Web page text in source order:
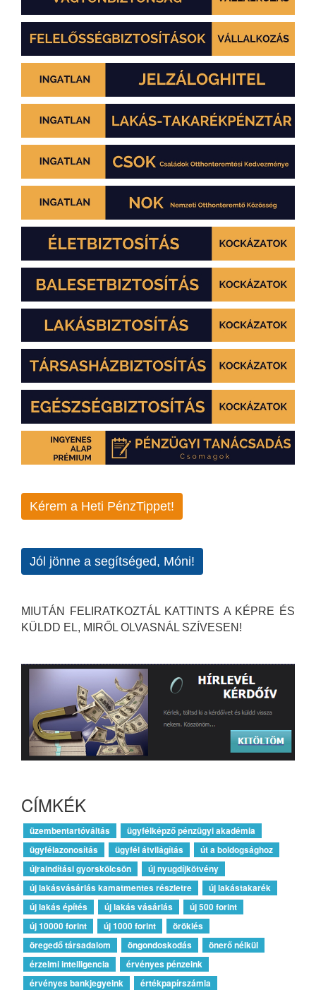
Kérem a Heti PénzTippet!
Jól jönne a segítséged, Móni!
MIUTÁN FELIRATKOZTÁL KATTINTS A KÉPRE ÉS
KÜLDD EL, MIRŐL OLVASNÁL SZÍVESEN!
CÍMKÉK
üzembentartóváltás
ügyfélképző pénzügyi akadémia
ügyfélazonosítás
ügyfél átvilágítás
út a boldogsághoz
újraindítási gyorskölcsön
új nyugdíjkötvény
új lakásvásárlás kamatmentes részletre
új lakástakarék
új lakás építés
új lakás vásárlás
új 500 forint
új 10000 forint
új 1000 forint
öröklés
öregedő társadalom
öngondoskodás
önerő nélkül
érzelmi intelligencia
érvényes pénzeink
érvényes bankjegyeink
értékpapírszámla